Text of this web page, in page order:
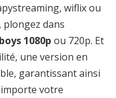
wiflix ou
dans
1080p ou 720p. Et
une version en
garantissant ainsi
votre